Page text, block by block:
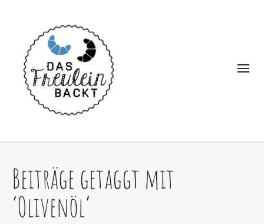
Beiträge getaggt mit
‘Olivenöl’